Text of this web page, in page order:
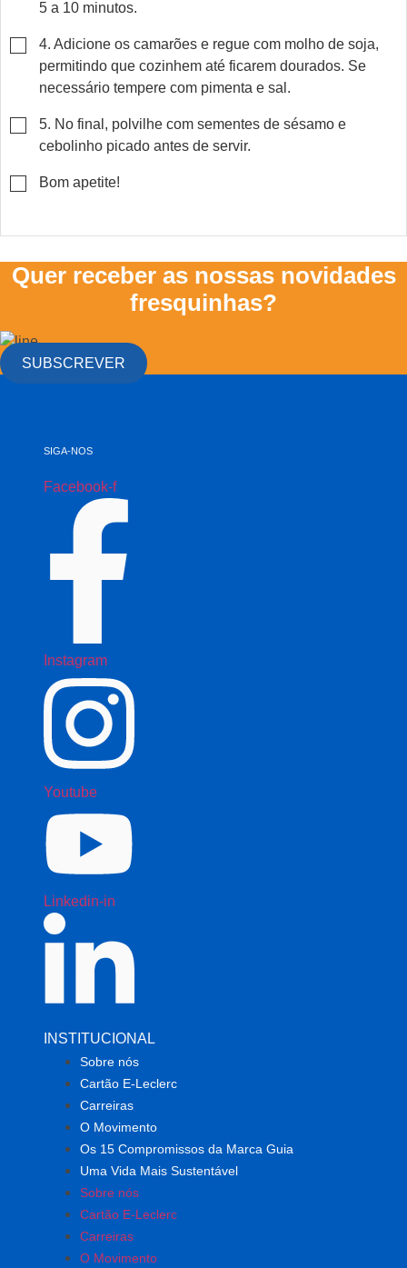
5 a 10 minutos.
▢
4. Adicione os camarões e regue com molho de soja,
permitindo que cozinhem até ficarem dourados. Se
necessário tempere com pimenta e sal.
▢
5. No final, polvilhe com sementes de sésamo e
cebolinho picado antes de servir.
▢
Bom apetite!
Quer receber as nossas novidades
fresquinhas?
SUBSCREVER
SIGA-NOS
Facebook-f
Instagram
Youtube
Linkedin-in
INSTITUCIONAL
Sobre nós
Cartão E-Leclerc
Carreiras
O Movimento
Os 15 Compromissos da Marca Guia
Uma Vida Mais Sustentável
Sobre nós
Cartão E-Leclerc
Carreiras
O Movimento